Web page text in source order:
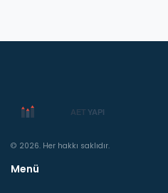
© 2026. Her hakkı saklıdır.
Menü